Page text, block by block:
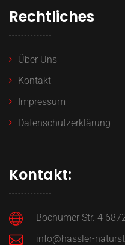
Rechtliches
Über Uns
Kontakt
Impressum
Datenschutzerklärung
Kontakt:
Bochumer Str. 4
info@hassler-